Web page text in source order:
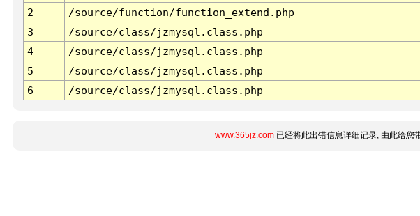
2
/source/function/function_extend.php
3
/source/class/jzmysql.class.php
4
/source/class/jzmysql.class.php
5
/source/class/jzmysql.class.php
6
/source/class/jzmysql.class.php
www.365jz.com已经将此出错信息详细记录, 由此给您